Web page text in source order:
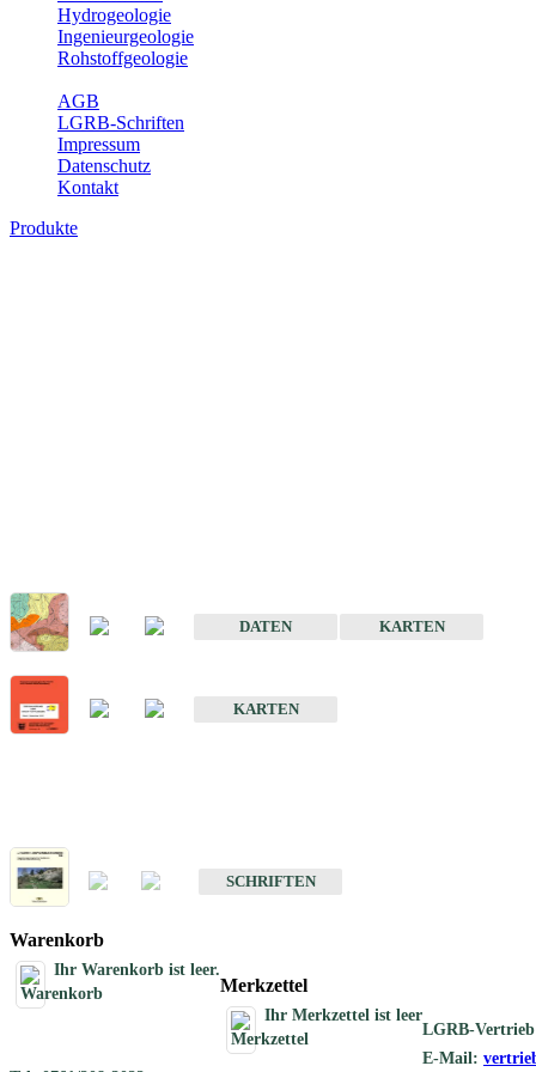
Hydrogeologie
Ingenieurgeologie
Rohstoffgeologie
AGB
LGRB-Schriften
Impressum
Datenschutz
Kontakt
Produkte
DATEN
KARTEN
KARTEN
SCHRIFTEN
Warenkorb
Ihr Warenkorb ist leer.
Merkzettel
Ihr Merkzettel ist leer
LGRB-Vertrieb
E-Mail: